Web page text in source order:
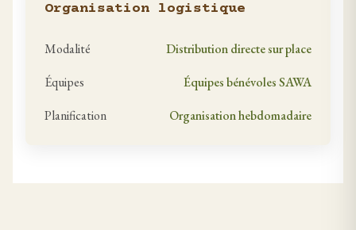
Organisation logistique
Modalité
Distribution directe sur place
Équipes
Équipes bénévoles SAWA
Planification
Organisation hebdomadaire